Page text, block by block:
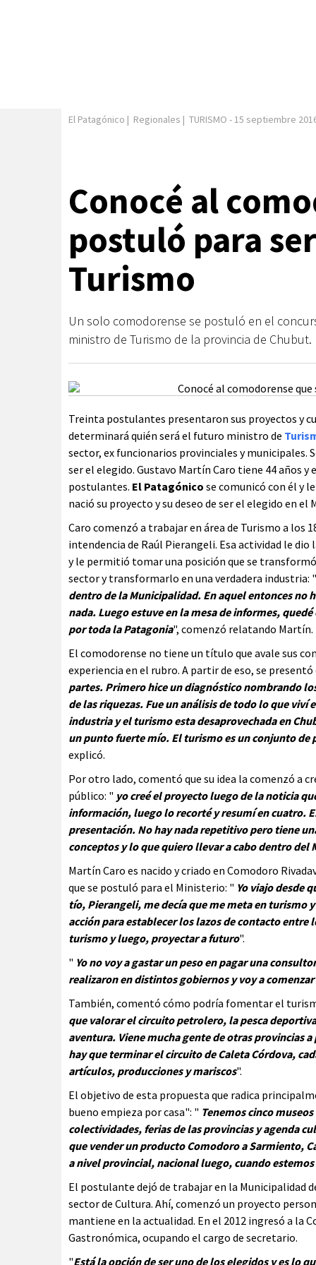
El Patagónico | Regionales | TURISMO - 15 septiembre
Conocé al
postuló para
Turismo
Un solo comodorense se postuló en el
ministro de Turismo de la provincia de
Treinta postulantes presentaron sus proyectos y
determinará quién será el futuro ministro de
sector, ex funcionarios provinciales y municipales.
ser el elegido. Gustavo Martín Caro tiene 44 años
postulantes. El Patagónico se comunicó con él y
nació su proyecto y su deseo de ser el elegido en el
Caro comenzó a trabajar en área de Turismo a los
intendencia de Raúl Pierangeli. Esa actividad le
y le permitió tomar una posición que se
sector y transformarlo en una verdadera industria: "
dentro de la Municipalidad. En aquel entonces no
nada. Luego estuve en la mesa de informes,
por toda la Patagonia", comenzó relatando Martín.
El comodorense no tiene un título que avale sus
experiencia en el rubro. A partir de eso, se
partes. Primero hice un diagnóstico nombrando
de las riquezas. Fue un análisis de todo lo que
industria y el turismo esta desaprovechada en
un punto fuerte mío. El turismo es un conjunto de
explicó.
Por otro lado, comentó que su idea la comenzó a
público: " yo creé el proyecto luego de la noticia
información, luego lo recorté y resumí en cuatro.
presentación. No hay nada repetitivo pero tiene
conceptos y lo que quiero llevar a cabo dentro del
Martín Caro es nacido y criado en Comodoro
que se postuló para el Ministerio: " Yo viajo desde
tío, Pierangeli, me decía que me meta en turismo
acción para establecer los lazos de contacto
turismo y luego, proyectar a futuro".
" Yo no voy a gastar un peso en pagar una
realizaron en distintos gobiernos y voy a
También, comentó cómo podría fomentar el
que valorar el circuito petrolero, la pesca
aventura. Viene mucha gente de otras provincias
hay que terminar el circuito de Caleta Córdova,
artículos, producciones y mariscos".
El objetivo de esta propuesta que radica
bueno empieza por casa": " Tenemos cinco
colectividades, ferias de las provincias y agenda
que vender un producto Comodoro a Sarmiento,
a nivel provincial, nacional luego, cuando
El postulante dejó de trabajar en la Municipalidad
sector de Cultura. Ahí, comenzó un proyecto
mantiene en la actualidad. En el 2012 ingresó a la
Gastronómica, ocupando el cargo de secretario.
"Está la opción de ser uno de los elegidos y es lo